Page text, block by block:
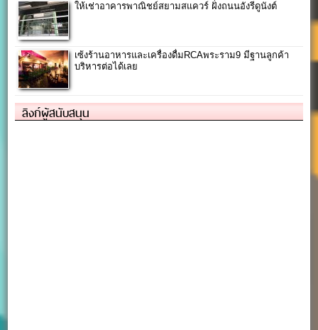
ให้เช่าอาคารพาณิชย์สยามสแควร์ ฝั่งถนนอังรีดูนังต์
เซ้งร้านอาหารและเครื่องดื่มRCAพระราม9 มีฐานลูกค้า
บริหารต่อได้เลย
ลิงก์ผู้สนับสนุน